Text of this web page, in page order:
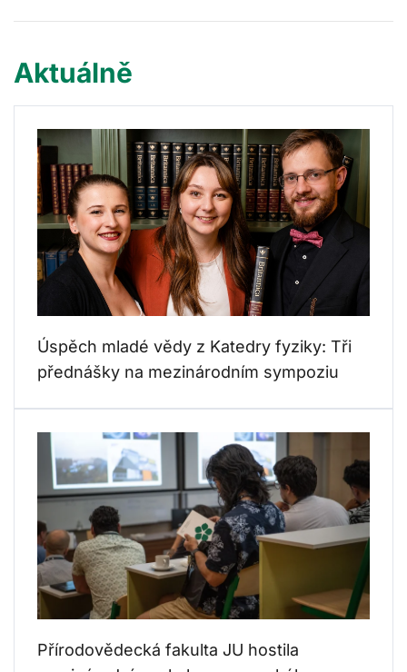
Aktuálně
Úspěch mladé vědy z Katedry fyziky: Tři
přednášky na mezinárodním sympoziu
Přírodovědecká fakulta JU hostila